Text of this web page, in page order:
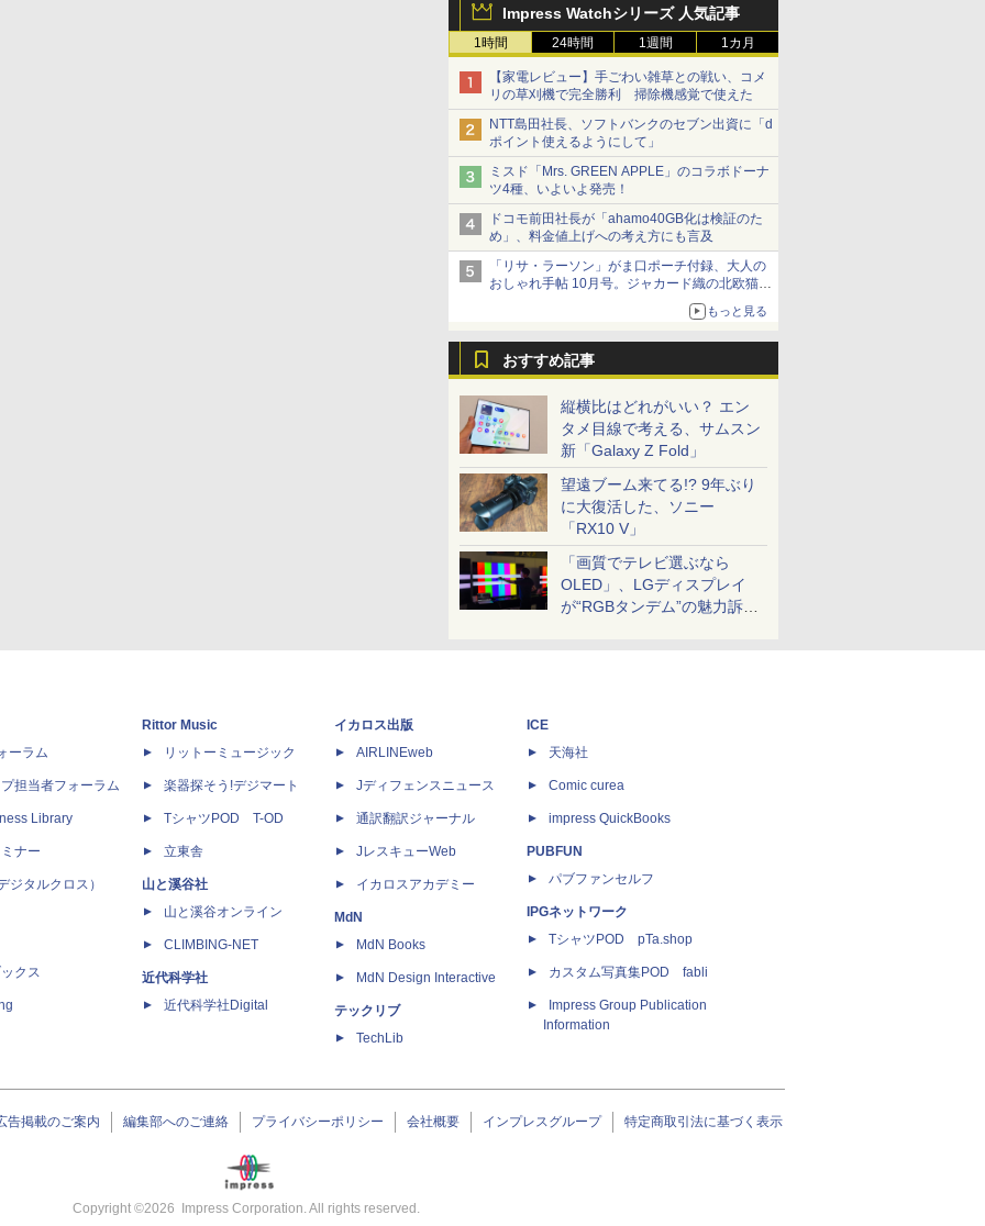
Impress Watchシリーズ 人気記事
1時間 24時間 1週間 1カ月
【家電レビュー】手ごわい雑草との戦い、コメ
リの草刈機で完全勝利 掃除機感覚で使えた
NTT島田社長、ソフトバンクのセブン出資に「d
ポイント使えるようにして」
ミスド「Mrs. GREEN APPLE」のコラボドーナ
ツ4種、いよいよ発売！
ドコモ前田社長が「ahamo40GB化は検証のた
め」、料金値上げへの考え方にも言及
「リサ・ラーソン」がま口ポーチ付録、大人の
おしゃれ手帖 10月号。ジャカード織の北欧猫デ
もっと見る
おすすめ記事
縦横比はどれがいい？ エン
タメ目線で考える、サムスン
新「Galaxy Z Fold」
望遠ブーム来てる!? 9年ぶり
に大復活した、ソニー
「RX10 V」
「画質でテレビ選ぶなら
OLED」、LGディスプレイ
が“RGBタンデム”の魅力訴
ーラム
担当者フォーラム
Library
ナー
ジタルクロス）
クス
Rittor Music
リットーミュージック
楽器探そう!デジマート
TシャツPOD T-OD
立東舎
山と溪谷社
山と溪谷オンライン
CLIMBING-NET
近代科学社
近代科学社Digital
イカロス出版
AIRLINEweb
Jディフェンスニュース
通訳翻訳ジャーナル
JレスキューWeb
イカロスアカデミー
MdN
MdN Books
MdN Design Interactive
テックリブ
TechLib
ICE
天海社
Comic curea
impress QuickBooks
PUBFUN
パブファンセルフ
IPGネットワーク
TシャツPOD pTa.shop
カスタム写真集POD fabli
Impress Group Publication
Information
告掲載のご案内 編集部へのご連絡 プライバシーポリシー 会社概要 インプレスグループ 特定商取引法に基づく表示
Copyright ©2026 Impress Corporation. All rights reserved.